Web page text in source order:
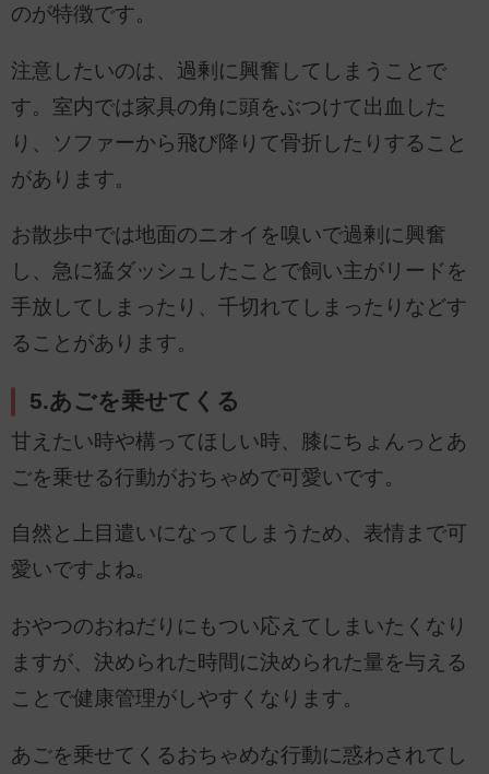
のが特徴です。
注意したいのは、過剰に興奮してしまうことで
す。室内では家具の角に頭をぶつけて出血した
り、ソファーから飛び降りて骨折したりすること
があります。
お散歩中では地面のニオイを嗅いで過剰に興奮
し、急に猛ダッシュしたことで飼い主がリードを
手放してしまったり、千切れてしまったりなどす
ることがあります。
5.あごを乗せてくる
甘えたい時や構ってほしい時、膝にちょんっとあ
ごを乗せる行動がおちゃめで可愛いです。
自然と上目遣いになってしまうため、表情まで可
愛いですよね。
おやつのおねだりにもつい応えてしまいたくなり
ますが、決められた時間に決められた量を与える
ことで健康管理がしやすくなります。
あごを乗せてくるおちゃめな行動に惑わされてし